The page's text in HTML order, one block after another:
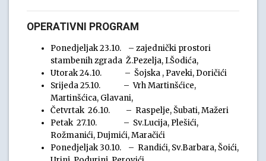
OPERATIVNI PROGRAM
Ponedjeljak 23.10. – zajednički prostori
stambenih zgrada Ž.Pezelja, I.Šodića,
Utorak 24.10. – Šojska , Paveki, Doričići
Srijeda 25.10. – Vrh Martinšćice,
Martinšćica, Glavani,
Četvrtak 26.10. – Raspelje, Šubati, Mažeri
Petak 27.10. – Sv.Lucija, Plešići,
Rožmanići, Dujmići, Maračići
Ponedjeljak 30.10. – Randići, Sv.Barbara, Šoići,